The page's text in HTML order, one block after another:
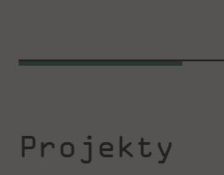
Projekty